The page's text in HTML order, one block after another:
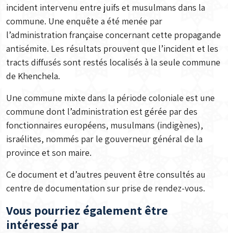
incident intervenu entre juifs et musulmans dans la
commune. Une enquête a été menée par
l’administration française concernant cette propagande
antisémite. Les résultats prouvent que l’incident et les
tracts diffusés sont restés localisés à la seule commune
de Khenchela.
Une commune mixte dans la période coloniale est une
commune dont l’administration est gérée par des
fonctionnaires européens, musulmans (indigènes),
israélites, nommés par le gouverneur général de la
province et son maire.
Ce document et d’autres peuvent être consultés au
centre de documentation sur prise de rendez-vous.
Vous pourriez également être
intéressé par